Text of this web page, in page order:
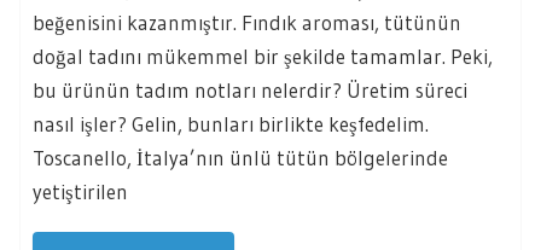
beğenisini kazanmıştır. Fındık aroması, tütünün
doğal tadını mükemmel bir şekilde tamamlar. Peki,
bu ürünün tadım notları nelerdir? Üretim süreci
nasıl işler? Gelin, bunları birlikte keşfedelim.
Toscanello, İtalya’nın ünlü tütün bölgelerinde
yetiştirilen